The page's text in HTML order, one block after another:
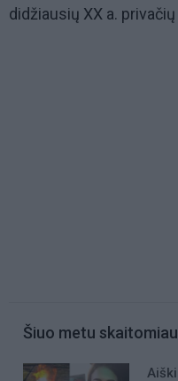
didžiausių XX a.
Šiuo metu